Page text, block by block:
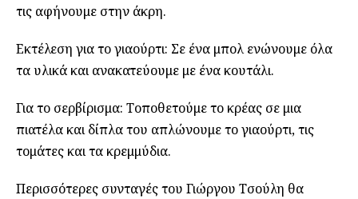
τις αφήνουμε στην άκρη.
Εκτέλεση για το γιαούρτι: Σε ένα μπολ ενώνουμε όλα
τα υλικά και ανακατεύουμε με ένα κουτάλι.
Για το σερβίρισμα: Τοποθετούμε το κρέας σε μια
πιατέλα και δίπλα του απλώνουμε το γιαούρτι, τις
τομάτες και τα κρεμμύδια.
Περισσότερες συνταγές του Γιώργου Τσούλη θα